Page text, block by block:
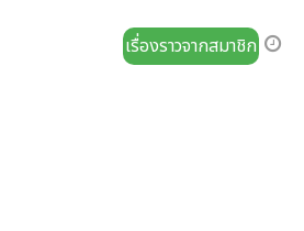
เรื่องราวจากสมาชิก